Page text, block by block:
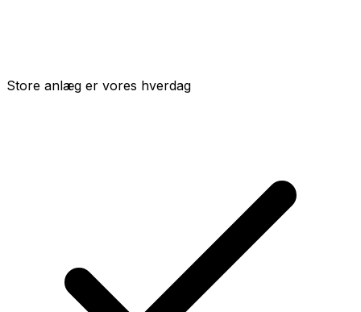
Store anlæg er vores hverdag